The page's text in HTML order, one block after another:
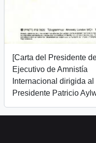
[Carta del Presidente
Ejecutivo de Amnistía
Internacional dirigida al
Presidente Patricio